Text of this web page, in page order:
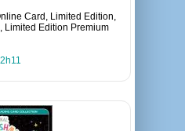
Card, Limited Edition,
Limited Edition Premium